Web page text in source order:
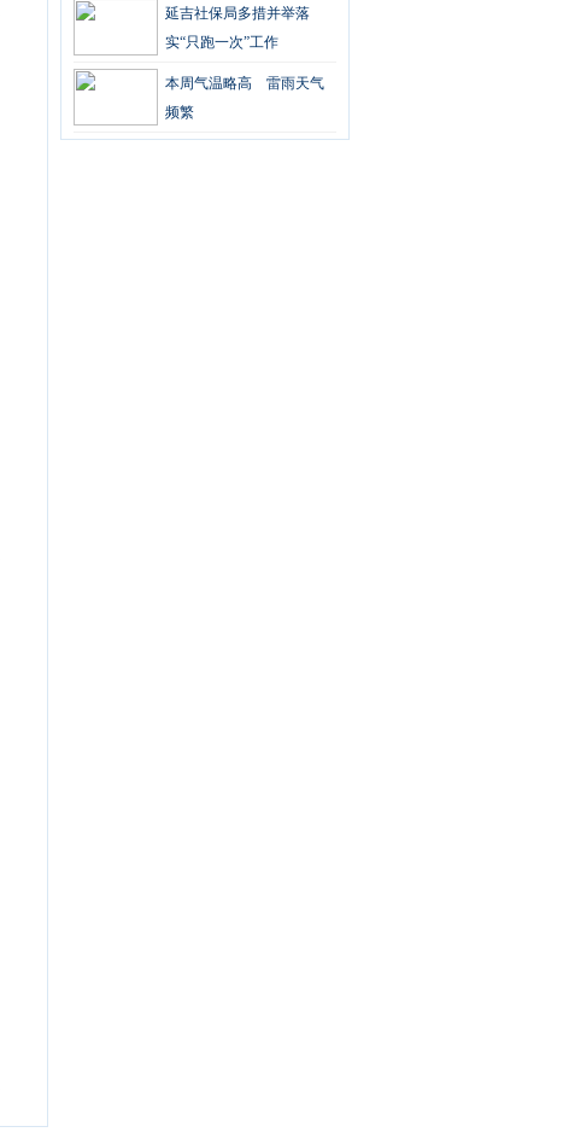
延吉社保局多措并举落
实“只跑一次”工作
本周气温略高 雷雨天气
频繁